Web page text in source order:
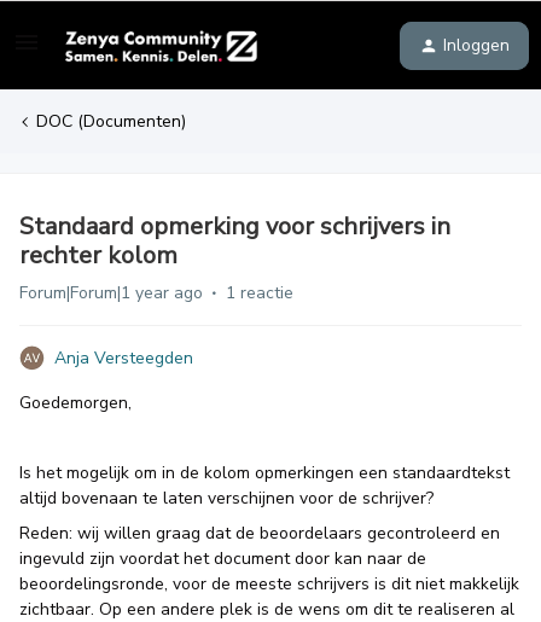
Inloggen
DOC (Documenten)
Standaard opmerking voor schrijvers in
rechter kolom
Forum|Forum|1 year ago 1 reactie
Anja Versteegden
Goedemorgen,
Is het mogelijk om in de kolom opmerkingen een standaardtekst
altijd bovenaan te laten verschijnen voor de schrijver?
Reden: wij willen graag dat de beoordelaars gecontroleerd en
ingevuld zijn voordat het document door kan naar de
beoordelingsronde, voor de meeste schrijvers is dit niet makkelijk
zichtbaar. Op een andere plek is de wens om dit te realiseren al